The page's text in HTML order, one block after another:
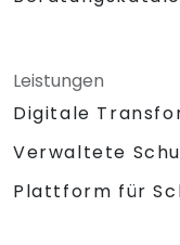
Leistungen
Digitale
Verwaltete
Plattform für